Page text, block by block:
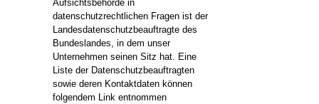
Aufsichtsbehörde in
datenschutzrechtlichen Fragen ist der
Landesdatenschutzbeauftragte des
Bundeslandes, in dem unser
Unternehmen seinen Sitz hat. Eine
Liste der Datenschutzbeauftragten
sowie deren Kontaktdaten können
folgendem Link entnommen